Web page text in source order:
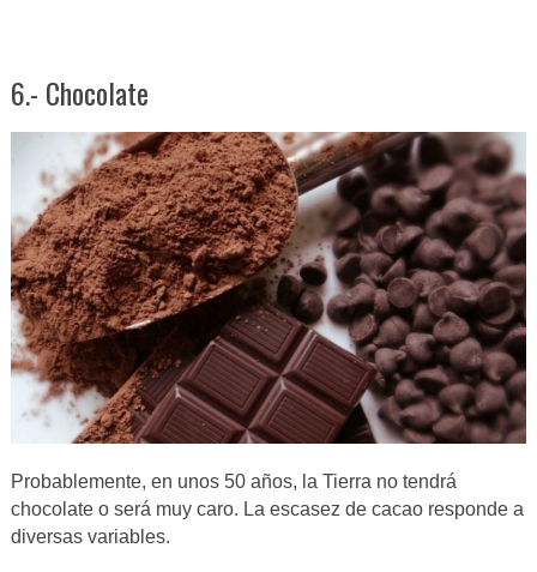
6.- Chocolate
Probablemente, en unos 50 años, la Tierra no tendrá
chocolate o será muy caro. La escasez de cacao responde a
diversas variables.